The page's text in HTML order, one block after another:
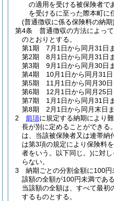
の適用を受ける被保険者で
を受けるに至った際本町に
(普通徴収に係る保険料の納期)
第4条
普通徴収の方法によっ
のとおりとする。
第1期 7月1日から同月31日
第2期 8月1日から同月31日
第3期 9月1日から同月30日
第4期 10月1日から同月31日
第5期 11月1日から同月30日
第6期 12月1日から同月25日
第7期 1月1日から同月31日
第8期 2月1日から同月末日
2
前項に規定する納期により
長が別に定めることができる。
は、当該被保険者又は連帯納
は第3項の規定により保険料
者をいう。以下同じ。)に対
らない。
3
納期ごとの分割金額に100
該額の全額が100円未満であ
当該額の全額は、すべて最初
するものとする。